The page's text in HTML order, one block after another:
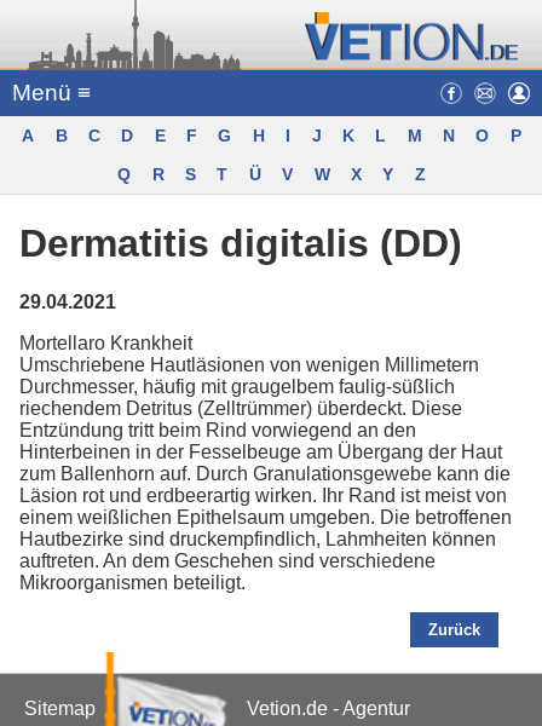
Menü ≡
A B C D E F G H I J K L M N O
P
Q
R S T Ü V W X Y Z
Dermatitis digitalis (DD)
29.04.2021
Mortellaro Krankheit
Umschriebene Hautläsionen von wenigen Millimetern
Durchmesser, häufig mit graugelbem faulig-süßlich
riechendem Detritus (Zelltrümmer) überdeckt. Diese
Entzündung tritt beim Rind vorwiegend an den
Hinterbeinen in der Fesselbeuge am Übergang der Haut
zum Ballenhorn auf. Durch Granulationsgewebe kann die
Läsion rot und erdbeerartig wirken. Ihr Rand ist meist von
einem weißlichen Epithelsaum umgeben. Die betroffenen
Hautbezirke sind druckempfindlich, Lahmheiten können
auftreten. An dem Geschehen sind verschiedene
Mikroorganismen beteiligt.
Zurück
Sitemap
Vetion.de - Agentur